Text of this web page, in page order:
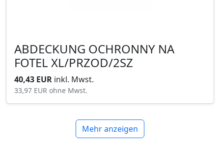
ABDECKUNG OCHRONNY NA
FOTEL XL/PRZOD/2SZ
40,43 EUR inkl. Mwst.
33,97 EUR ohne Mwst.
Mehr anzeigen